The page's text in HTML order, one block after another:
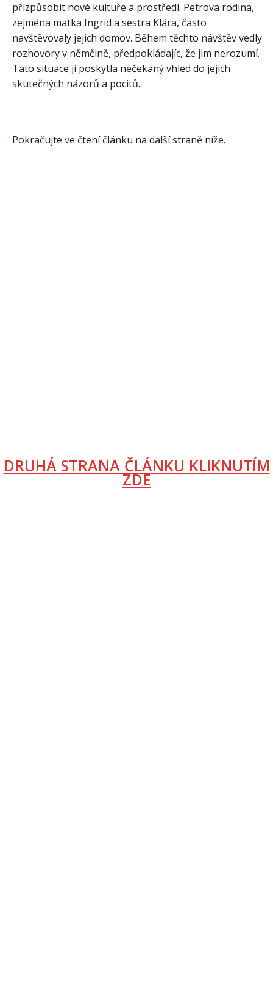
přizpůsobit nové kultuře a prostředí. Petrova rodina,
zejména matka Ingrid a sestra Klára, často
navštěvovaly jejich domov. Během těchto návštěv vedly
rozhovory v němčině, předpokládajíc, že jim nerozumí.
Tato situace jí poskytla nečekaný vhled do jejich
skutečných názorů a pocitů.
Pokračujte ve čtení článku na další straně níže.
DRUHÁ STRANA ČLÁNKU KLIKNUTÍM
ZDE